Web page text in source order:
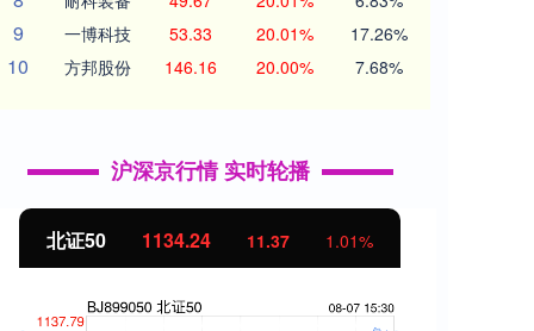
9 一博科技 53.33 20.01% 17.26%
10 方邦股份 146.16 20.00% 7.68%
沪深京行情 实时轮播
北证50 1134.24 11.37 1.01%